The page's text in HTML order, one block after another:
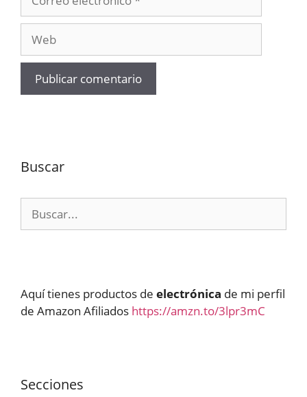
electrónico
Buscar
Aquí tienes productos de electrónica de mi perfil
de Amazon Afiliados https://amzn.to/3lpr3mC
Secciones